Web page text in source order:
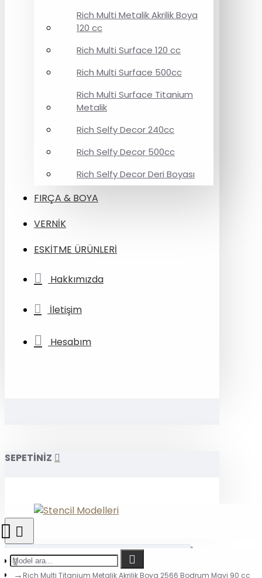
Rich Multi Metalik Akrilik Boya
120 cc
Rich Multi Surface 120 cc
Rich Multi Surface 500cc
Rich Multi Surface Titanium
Metalik
Rich Selfy Decor 240cc
Rich Selfy Decor 500cc
Rich Selfy Decor Deri Boyası
FIRÇA & BOYA
VERNİK
ESKİTME ÜRÜNLERİ
Hakkımızda
İletişim
Hesabım
SEPETİNİZ
Rich Multi Titanium Metalik Akrilik Boya 2566 Bodrum Mavi 90 cc